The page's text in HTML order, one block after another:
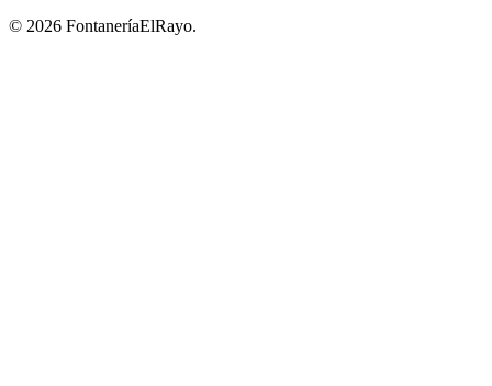
© 2026 FontaneríaElRayo.